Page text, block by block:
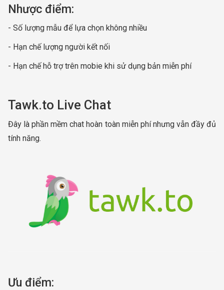
Nhược điểm:
- Số lượng mẫu để lựa chọn không nhiều
- Hạn chế lượng người kết nối
- Hạn chế hỗ trợ trên mobie khi sử dụng bản miễn phí
Tawk.to Live Chat
Đây là phần mềm chat hoàn toàn miễn phí nhưng vẫn đầy đủ
tính năng.
Ưu điểm: